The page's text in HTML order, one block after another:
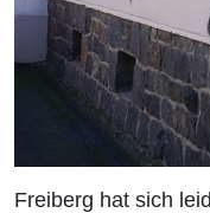
Freiberg hat sich